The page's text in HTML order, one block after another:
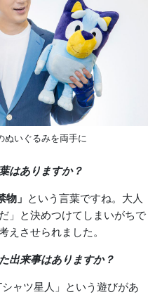
ぬいぐるみを両手に
はありますか？
物」 という言葉ですね。大人
」と決めつけてしまいがちで
えさせられました。
出来事はありますか？
ャツ星人」という遊びがあ